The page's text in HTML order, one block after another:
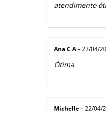
atendimento
Ana C A– 23/04/
Ótima
Michelle – 22/04/